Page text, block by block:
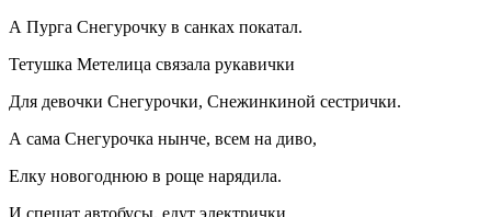
А Пурга Снегурочку в санках покатал.
Тетушка Метелица связала рукавички
Для девочки Снегурочки, Снежинкиной сестрички.
А сама Снегурочка нынче, всем на диво,
Елку новогоднюю в роще нарядила.
И спешат автобусы, едут электрички